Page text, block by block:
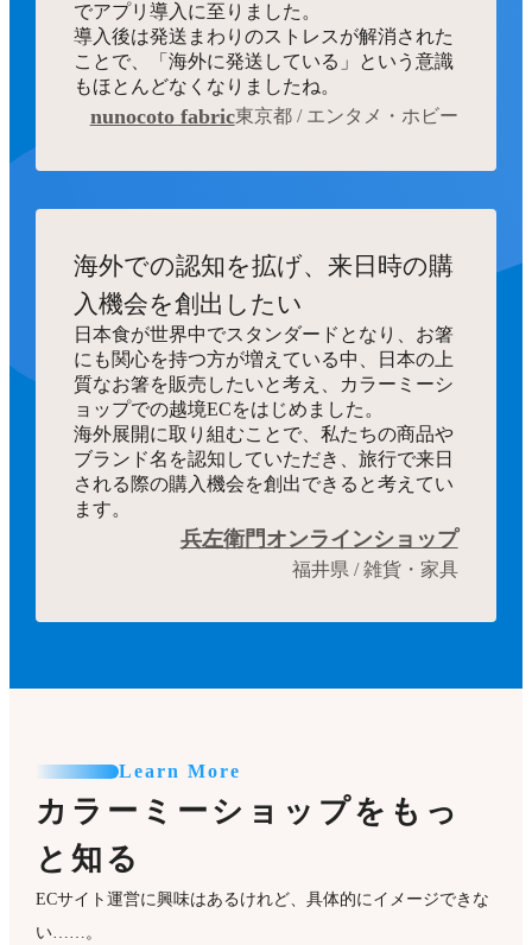
でアプリ導入に至りました。
導入後は発送まわりのストレスが解消された
ことで、「海外に発送している」という意識
もほとんどなくなりましたね。
nunocoto fabric東京都 / エンタメ・ホビー
海外での認知を拡げ、来日時の購
入機会を創出したい
日本食が世界中でスタンダードとなり、お箸
にも関心を持つ方が増えている中、日本の上
質なお箸を販売したいと考え、カラーミーシ
ョップでの越境ECをはじめました。
海外展開に取り組むことで、私たちの商品や
ブランド名を認知していただき、旅行で来日
される際の購入機会を創出できると考えてい
ます。
兵左衛門オンラインショップ
福井県 / 雑貨・家具
Learn More
カラーミーショップをもっ
と知る
ECサイト運営に興味はあるけれど、具体的にイメージできな
い……。